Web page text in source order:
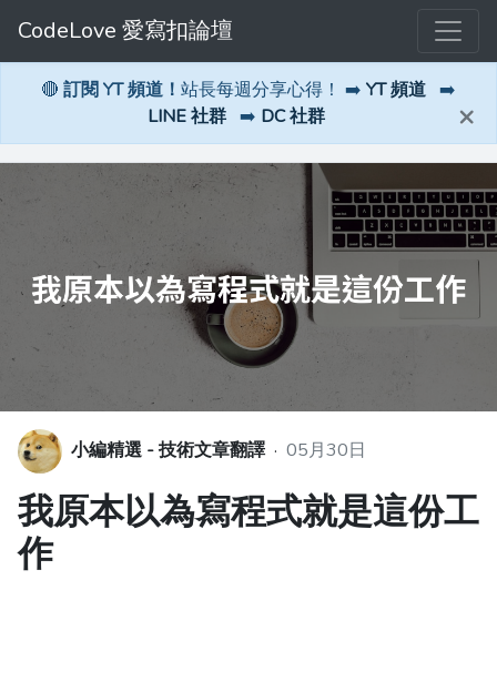
CodeLove 愛寫扣論壇
🔴 訂閱 YT 頻道！ 站長每週分享心得！ ➡️ YT 頻道 ➡️
LINE 社群 ➡️ DC 社群 ×
小編精選 - 技術文章翻譯 · 05月30日
我原本以為寫程式就是這份工
作